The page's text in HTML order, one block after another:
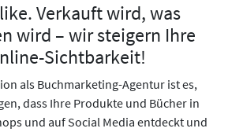
Verkauft wird, was
wird – wir steigern Ihre
Sichtbarkeit!
als Buchmarketing-Agentur ist es,
dass Ihre Produkte und Bücher in
und auf Social Media entdeckt und